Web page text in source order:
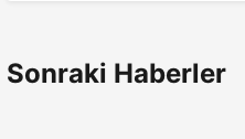
Sonraki Haberler